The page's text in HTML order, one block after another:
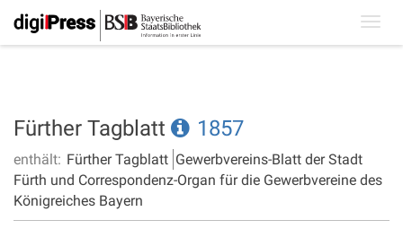
Fürther Tagblatt 1857
enthält: Fürther Tagblatt Gewerbvereins-Blatt der Stadt
Fürth und Correspondenz-Organ für die Gewerbvereine des
Königreiches Bayern